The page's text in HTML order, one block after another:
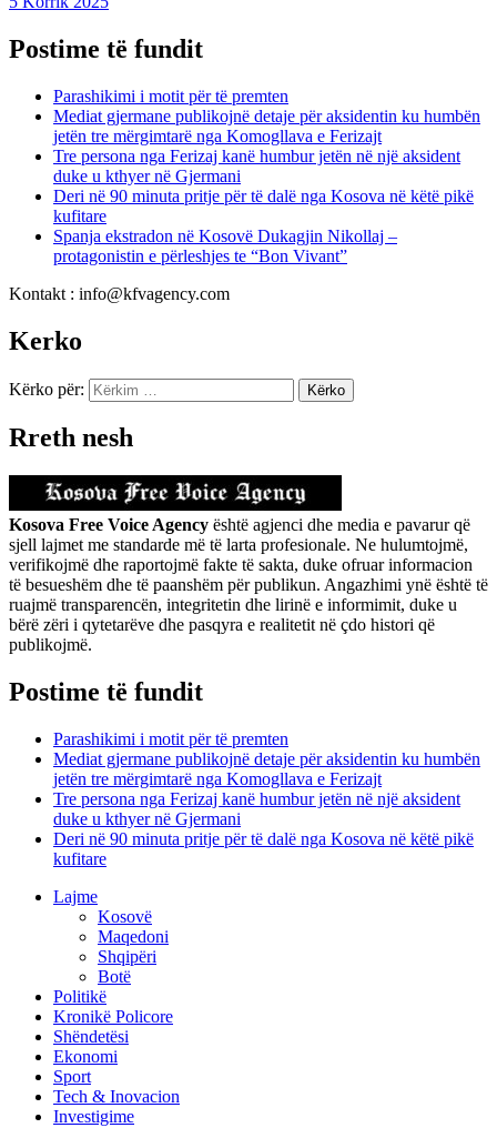
Postime të fundit
Parashikimi i motit për të premten
Mediat gjermane publikojnë detaje për aksidentin ku humbën
jetën tre mërgimtarë nga Komogllava e Ferizajt
Tre persona nga Ferizaj kanë humbur jetën në një aksident
duke u kthyer në Gjermani
Deri në 90 minuta pritje për të dalë nga Kosova në këtë pikë
kufitare
Spanja ekstradon në Kosovë Dukagjin Nikollaj –
protagonistin e përleshjes te “Bon Vivant”
Kontakt : info@kfvagency.com
Kerko
Kërko për:
Rreth nesh
Kosova Free Voice Agency është agjenci dhe media e pavarur që
sjell lajmet me standarde më të larta profesionale. Ne hulumtojmë,
verifikojmë dhe raportojmë fakte të sakta, duke ofruar informacion
të besueshëm dhe të paanshëm për publikun. Angazhimi ynë është të
ruajmë transparencën, integritetin dhe lirinë e informimit, duke u
bërë zëri i qytetarëve dhe pasqyra e realitetit në çdo histori që
publikojmë.
Postime të fundit
Parashikimi i motit për të premten
Mediat gjermane publikojnë detaje për aksidentin ku humbën
jetën tre mërgimtarë nga Komogllava e Ferizajt
Tre persona nga Ferizaj kanë humbur jetën në një aksident
duke u kthyer në Gjermani
Deri në 90 minuta pritje për të dalë nga Kosova në këtë pikë
kufitare
Lajme
Kosovë
Maqedoni
Shqipëri
Botë
Politikë
Kronikë Policore
Shëndetësi
Ekonomi
Sport
Tech & Inovacion
Investigime